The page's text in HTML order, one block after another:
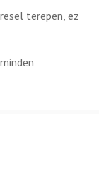
terepen, ez